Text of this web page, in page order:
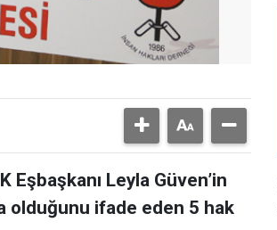
Leyla Güven’in
olduğunu ifade eden 5 hak